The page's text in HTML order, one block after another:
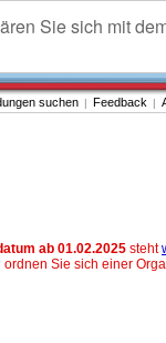
Sie sich mit
suchen | Feedback |
ab 01.02.2025 steht
Sie sich einer